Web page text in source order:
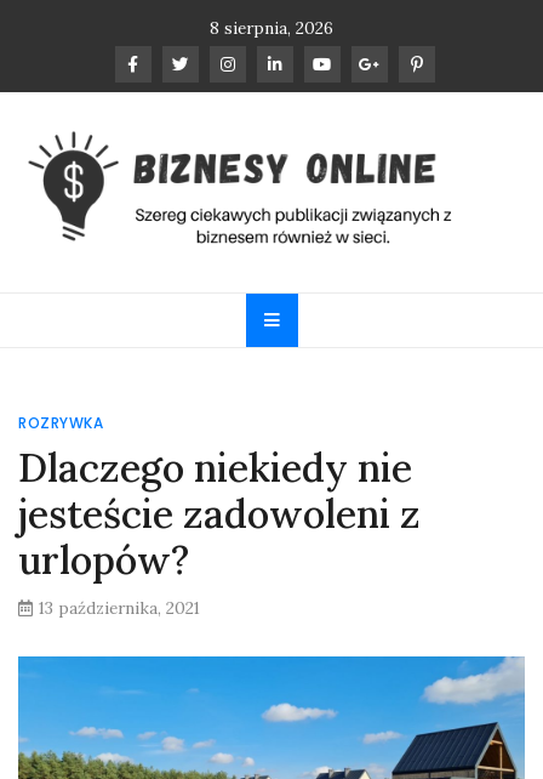
8 sierpnia, 2026
Biznesy Online
również w sieci.
ROZRYWKA
Dlaczego niekiedy nie
jesteście zadowoleni z
urlopów?
13 października, 2021